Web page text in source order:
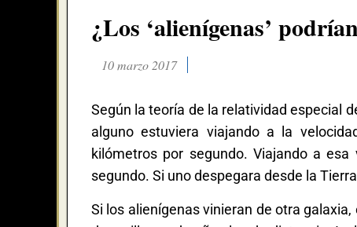
¿Los ‘alienígenas’
10 marzo 2017
Según la teoría de la relatividad especial
alguno estuviera viajando a la
kilómetros por segundo. Viajando a
segundo. Si uno despegara desde la
Si los alienígenas vinieran de otra